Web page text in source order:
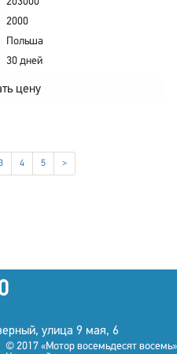
2000
Польша
30 дней
цену
4 5 >
улица 9 мая, 6
© 2017 «Мотор восемьдесят восемь»